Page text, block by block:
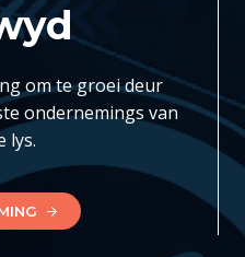
om te groei deur
ondernemings van
lys.